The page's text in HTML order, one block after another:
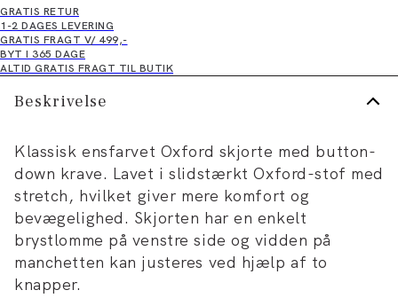
GRATIS RETUR
1-2 DAGES LEVERING
GRATIS FRAGT V/ 499,-
BYT I 365 DAGE
ALTID GRATIS FRAGT TIL BUTIK
Beskrivelse
Klassisk ensfarvet Oxford skjorte med button-
down krave. Lavet i slidstærkt Oxford-stof med
stretch, hvilket giver mere komfort og
bevægelighed. Skjorten har en enkelt
brystlomme på venstre side og vidden på
manchetten kan justeres ved hjælp af to
knapper.